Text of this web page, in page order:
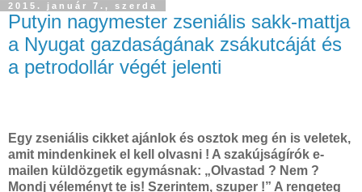
2015. január 7., szerda
Putyin nagymester zseniális sakk-mattja
a Nyugat gazdaságának zsákutcáját és
a petrodollár végét jelenti
Egy zseniális cikket ajánlok és osztok meg én is veletek,
amit mindenkinek el kell olvasni ! A szakújságírók e-
mailen küldözgetik egymásnak: „Olvastad ? Nem ?
Mondj véleményt te is! Szerintem, szuper !” A rengeteg